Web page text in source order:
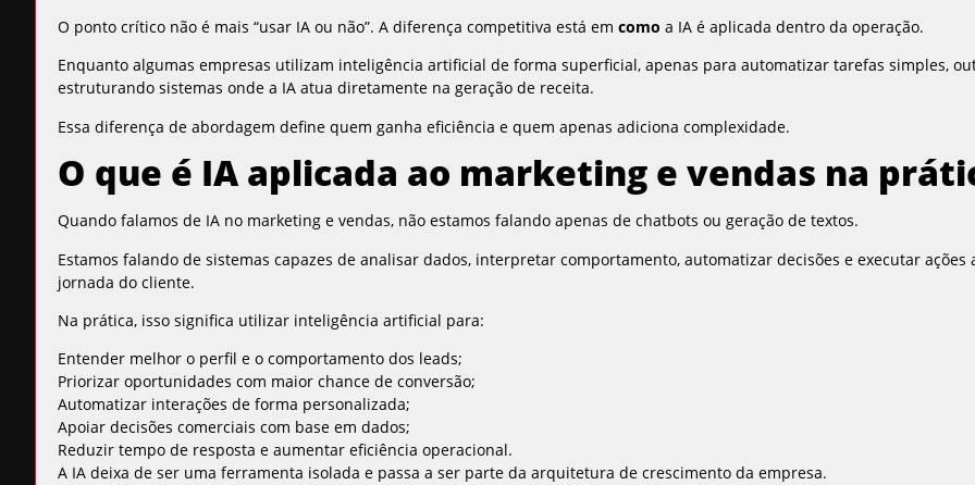
O ponto crítico não é mais “usar IA ou não”. A diferença competitiva está em como a IA é aplicada dentro da operação.
Enquanto algumas empresas utilizam inteligência artificial de forma superficial, apenas para automatizar tarefas simples,
estruturando sistemas onde a IA atua diretamente na geração de receita.
Essa diferença de abordagem define quem ganha eficiência e quem apenas adiciona complexidade.
O que é IA aplicada ao marketing e vendas na
Quando falamos de IA no marketing e vendas, não estamos falando apenas de chatbots ou geração de textos.
Estamos falando de sistemas capazes de analisar dados, interpretar comportamento, automatizar decisões e executar ações
jornada do cliente.
Na prática, isso significa utilizar inteligência artificial para:
Entender melhor o perfil e o comportamento dos leads;
Priorizar oportunidades com maior chance de conversão;
Automatizar interações de forma personalizada;
Apoiar decisões comerciais com base em dados;
Reduzir tempo de resposta e aumentar eficiência operacional.
A IA deixa de ser uma ferramenta isolada e passa a ser parte da arquitetura de crescimento da empresa.